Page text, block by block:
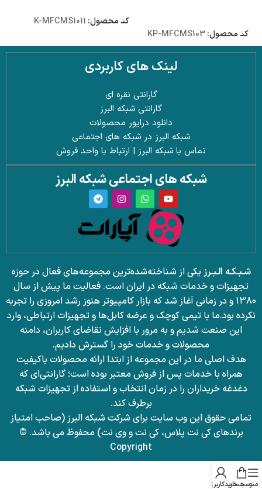
کد محصول:KP-MFCMS103
کد محصول: K-MFCMS1011
لینک های کاربردی
گارانتی نقره ای
گارانتی شبکه البرز
دانلود درایور محصولات
شبکه البرز در شبکه های اجتماعی
تماس با شبکه البرز | ارتباط با واحد فروش
شبکه های اجتماعی شبکه البرز
شـبـکـه الـبـرز یکی از شناخته‌شده‌ترین مجموعه‌های فعال در حوزه
تجهیزات و خدمات شبکه در ایران است. فعالیت ما پیش از سال
۱۳۸۰ و در زمانی آغاز شد که بازار کامپیوتر هنوز رشد امروزی را تجربه
نکرده بود.ما با تیمی کوچک و عرضه کابل‌ها و تجهیزات ارتباطی، وارد
این صنعت شدیم و به مرور با افزایش تقاضای کاربران، دامنه
محصولات و خدمات خود را گسترش دادیم.
هدف اصلی ما در این مجموعه از ابتدا ارائه محصولات باکیفیت
همراه با خدمات پس از فروش معتبر بوده است؛ گارانتی‌ای که
دغدغه خریداران را در زمان انتخاب و استفاده از تجهیزات شبکه
برطرف کند.
تمامی حقوق این وب سایت برای شرکت شبکه البرز (صاحب امتیاز
برندهای کی نت پلاس، کی نت و وی نت) محفوظ می باشد. ©
Copyright
منوسبد خرید
حساب کاربری من